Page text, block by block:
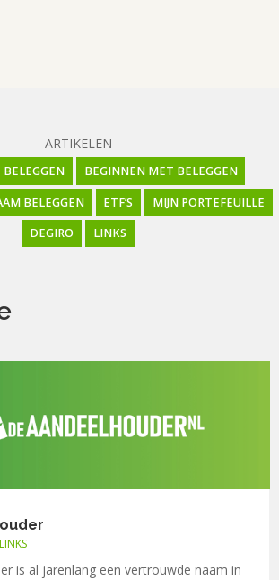
ARTIKELEN
BELEGGEN BEGINNEN MET BELEGGEN
BELEGGEN ETF’S MIJN PORTEFEUILLE
DEGIRO LINKS
LINKS
is al jarenlang een vertrouwde naam in